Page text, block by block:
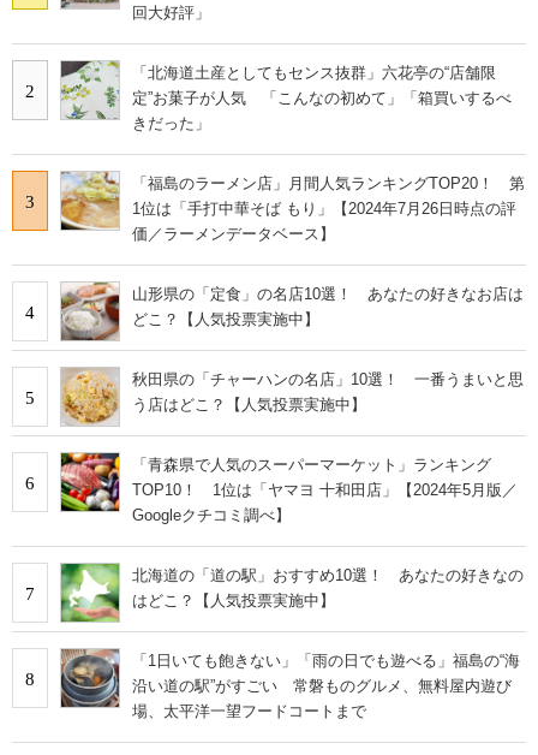
回大好評」
2
「北海道土産としてもセンス抜群」六花亭の“店舗限
定”お菓子が人気 「こんなの初めて」「箱買いするべ
きだった」
3
「福島のラーメン店」月間人気ランキングTOP20！ 第
1位は「手打中華そば もり」【2024年7月26日時点の評
価／ラーメンデータベース】
4
山形県の「定食」の名店10選！ あなたの好きなお店は
どこ？【人気投票実施中】
5
秋田県の「チャーハンの名店」10選！ 一番うまいと思
う店はどこ？【人気投票実施中】
6
「青森県で人気のスーパーマーケット」ランキング
TOP10！ 1位は「ヤマヨ 十和田店」【2024年5月版／
Googleクチコミ調べ】
7
北海道の「道の駅」おすすめ10選！ あなたの好きなの
はどこ？【人気投票実施中】
8
「1日いても飽きない」「雨の日でも遊べる」福島の“海
沿い道の駅”がすごい 常磐ものグルメ、無料屋内遊び
場、太平洋一望フードコートまで